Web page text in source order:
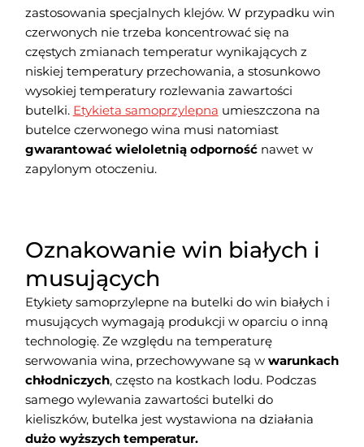
zastosowania specjalnych klejów. W przypadku win
czerwonych nie trzeba koncentrować się na
częstych zmianach temperatur wynikających z
niskiej temperatury przechowania, a stosunkowo
wysokiej temperatury rozlewania zawartości
butelki. Etykieta samoprzylepna umieszczona na
butelce czerwonego wina musi natomiast
gwarantować wieloletnią odpornośćnawet w
zapylonym otoczeniu.
Oznakowanie win białych i
musujących
Etykiety samoprzylepne na butelki do win białych i
musujących wymagają produkcji w oparciu o inną
technologię. Ze względu na temperaturę
serwowania wina, przechowywane są w warunkach
chłodniczych, często na kostkach lodu. Podczas
samego wylewania zawartości butelki do
kieliszków, butelka jest wystawiona na działania
dużo wyższych temperatur.